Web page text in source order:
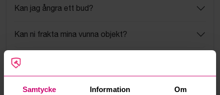
Samtycke Information Om
Kan jag ångra ett bud?
Kan ni frakta mina vunna objekt?